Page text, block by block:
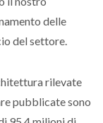
delle
del settore.
rilevate
pubblicate sono